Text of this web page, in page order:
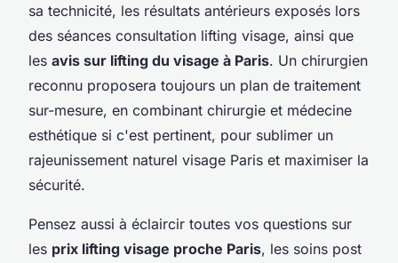
sa technicité, les résultats antérieurs exposés lors
des séances consultation lifting visage, ainsi que
les avis sur lifting du visage à Paris. Un chirurgien
reconnu proposera toujours un plan de traitement
sur-mesure, en combinant chirurgie et médecine
esthétique si c'est pertinent, pour sublimer un
rajeunissement naturel visage Paris et maximiser la
sécurité.
Pensez aussi à éclaircir toutes vos questions sur
les prix lifting visage proche Paris, les soins post